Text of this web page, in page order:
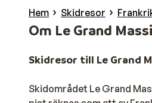
Hem Skidresor
Om Le Grand
Skidresor till Le Grand
Skidområdet Le Grand